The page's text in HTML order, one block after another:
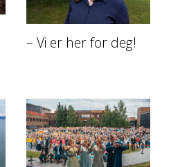
– Vi er her for deg!